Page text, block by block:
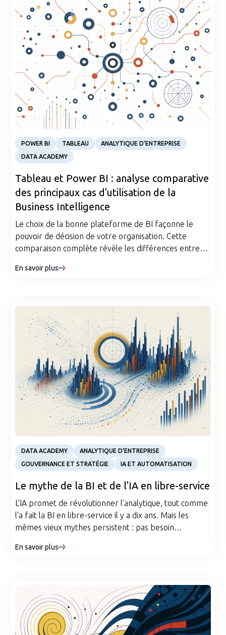
POWER BI
TABLEAU
ANALYTIQUE D'ENTREPRISE
DATA ACADEMY
Tableau et Power BI : analyse comparative
des principaux cas d'utilisation de la
Business Intelligence
Le choix de la bonne plateforme de BI façonne le
pouvoir de décision de votre organisation. Cette
comparaison complète révèle les différences entre
l'intégration des données à la sécurité, en mettant en
besoins de votre entreprise.
En savoir plus
DATA ACADEMY
ANALYTIQUE D'ENTREPRISE
GOUVERNANCE ET STRATÉGIE
IA ET AUTOMATISATION
Le mythe de la BI et de l'IA en libre-service
L'IA promet de révolutionner l'analytique, tout comme
l'a fait la BI en libre-service il y a dix ans. Mais les
mêmes vieux mythes persistent : pas besoin
compétences ou de gouvernance. Cet article remet en
pourquoi une véritable transformation nécessite plus
que de simples outils plus intelligents.
En savoir plus